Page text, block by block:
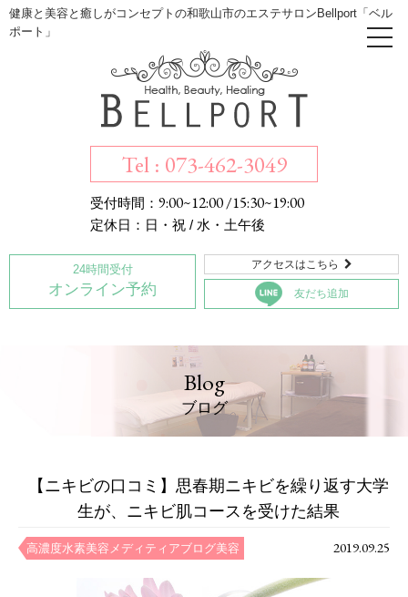
健康と美容と癒しがコンセプトの和歌山市のエステサロンBellport「ベル
ポート」
Tel : 073-462-3049
受付時間： 9:00~12:00 /15:30~19:00
定休日：日・祝 / 水・土午後
24時間受付
オンライン予約
アクセスはこちら 
友だち追加
Blog
ブログ
【ニキビの口コミ】思春期ニキビを繰り返す大学
生が、ニキビ肌コースを受けた結果
高濃度水素美容メディティアブログ美容 2019.09.25